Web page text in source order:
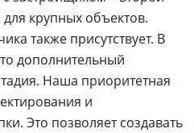
крупных объектов.
также присутствует. В
дополнительный
Наша приоритетная
и
Это позволяет создавать